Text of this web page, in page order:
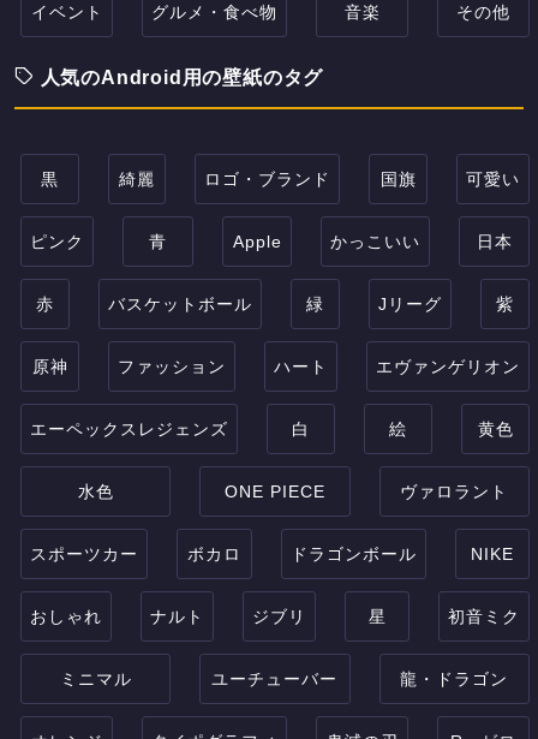
イベント グルメ・食べ物 音楽 その他
人気のAndroid用の壁紙のタグ
黒 綺麗 ロゴ・ブランド 国旗 可愛い
ピンク 青 Apple かっこいい 日本
赤 バスケットボール 緑 Jリーグ 紫
原神 ファッション ハート エヴァンゲリオン
エーペックスレジェンズ 白 絵 黄色
水色 ONE PIECE ヴァロラント
スポーツカー ボカロ ドラゴンボール NIKE
おしゃれ ナルト ジブリ 星 初音ミク
ミニマル ユーチューバー 龍・ドラゴン